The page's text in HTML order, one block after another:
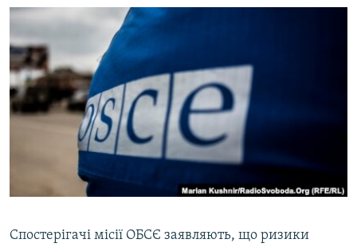
до
пошуку
ІНТЕРВ'Ю
ВСЕ ЗА ДЕНЬ
СПЕЦПРОЕКТИ
ДЕПОРТАЦІЯ
ВІДЕОУРОКИ «ELIFBE»
СВІДЧЕННЯ ОКУПАЦІЇ
УКРАЇНСЬКА ПРОБЛЕМА КРИМУ
ЯК ОБІЙТИ БЛОКУВАННЯ
Qırımtatar
Спостерігачі місії ОБСЄ заявляють, що ризики